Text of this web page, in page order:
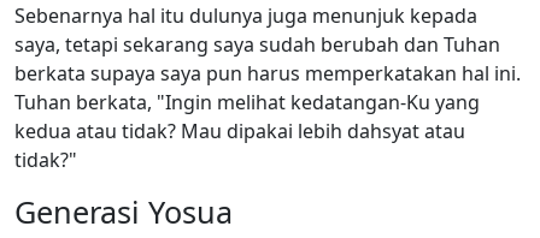
Sebenarnya hal itu dulunya juga menunjuk kepada
saya, tetapi sekarang saya sudah berubah dan Tuhan
berkata supaya saya pun harus memperkatakan hal ini.
Tuhan berkata, "Ingin melihat kedatangan-Ku yang
kedua atau tidak? Mau dipakai lebih dahsyat atau
tidak?"
Generasi Yosua